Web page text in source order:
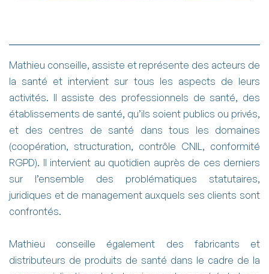
Mathieu conseille, assiste et représente des acteurs de
la santé et intervient sur tous les aspects de leurs
activités. Il assiste des professionnels de santé, des
établissements de santé, qu’ils soient publics ou privés,
et des centres de santé dans tous les domaines
(coopération, structuration, contrôle CNIL, conformité
RGPD). Il intervient au quotidien auprès de ces derniers
sur l’ensemble des problématiques statutaires,
juridiques et de management auxquels ses clients sont
confrontés.
Mathieu conseille également des fabricants et
distributeurs de produits de santé dans le cadre de la